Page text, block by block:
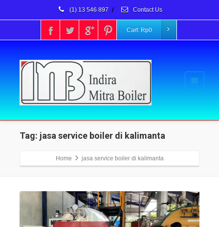
(1) 13 546 897 / Contact Us
Cart: Rp0
Tag: jasa service boiler di kalimanta
Home jasa service boiler di kalimanta